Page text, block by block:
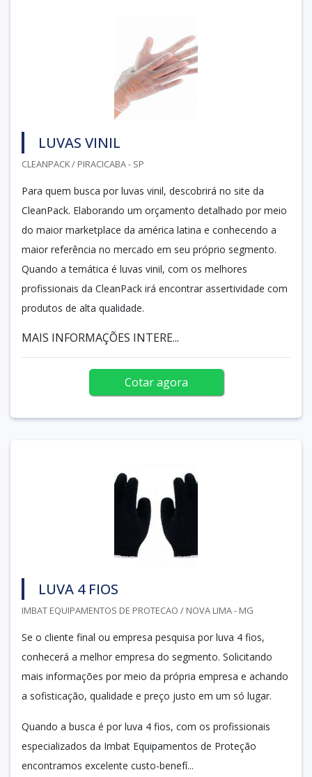
LUVAS VINIL
CLEANPACK / PIRACICABA - SP
Para quem busca por luvas vinil, descobrirá no site da
CleanPack. Elaborando um orçamento detalhado por meio
do maior marketplace da américa latina e conhecendo a
maior referência no mercado em seu próprio segmento.
Quando a temática é luvas vinil, com os melhores
profissionais da CleanPack irá encontrar assertividade com
produtos de alta qualidade.
MAIS INFORMAÇÕES INTERE...
Cotar agora
LUVA 4 FIOS
IMBAT EQUIPAMENTOS DE PROTECAO / NOVA LIMA - MG
Se o cliente final ou empresa pesquisa por luva 4 fios,
conhecerá a melhor empresa do segmento. Solicitando
mais informações por meio da própria empresa e achando
a sofisticação, qualidade e preço justo em um só lugar.
Quando a busca é por luva 4 fios, com os profissionais
especializados da Imbat Equipamentos de Proteção
encontramos excelente custo-benefí...